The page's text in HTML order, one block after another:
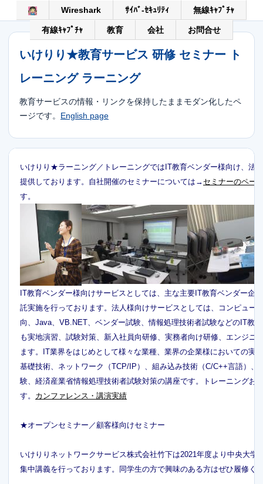
Wireshark ｻｲﾊﾞ-ｾｷｭﾘﾃｨ 無線ｷｬﾌﾟﾁｬ
有線ｷｬﾌﾟﾁｬ 教育 会社 お問合せ
いけりり★教育サービス 研修 セミナー ト
レーニング ラーニング
教育サービスの情報・リンクを保持したままモダン化したペ
ージです。 English page
いけりり★ラーニング／トレーニングではIT教育ベンダー様向け、法
提供しております。自社開催のセミナーについては→ セミナーのペー
す。
IT教育ベンダー様向けサービスとしては、主な主要IT教育ベンダー企
託実施を行っております。法人様向けサービスとしては、コンピュ
向、Java、VB.NET、ベンダー試験、情報処理技術者試験などのIT教
も実地演習、試験対策、新入社員向研修、実務者向け研修、エンジ
ます。IT業界をはじめとして様々な業種、業界の企業様においての実
基礎技術、ネットワーク（TCP/IP）、組み込み技術（C/C++言語）
験、経済産業省情報処理技術者試験対策の講座です。トレーニングお
す。 カンファレンス・講演実績
★オープンセミナー／顧客様向けセミナー
いけりりネットワークサービス株式会社竹下は2021年度より中央大
集中講義を行っております。同学生の方で興味のある方はぜひ履修く